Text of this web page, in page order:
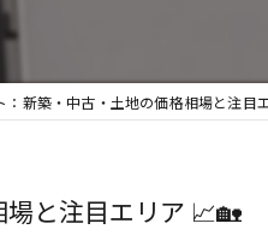
新築・中古・土地の価格相場と注目
と注目エリア 📈🏡